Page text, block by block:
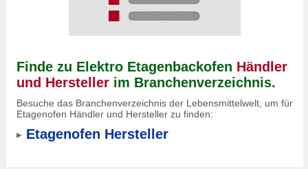
Finde zu Elektro Etagenbackofen Händler
und Hersteller im Branchenverzeichnis.
Besuche das Branchenverzeichnis der Lebensmittelwelt, um für
Etagenofen Händler und Hersteller zu finden:
Etagenofen Hersteller